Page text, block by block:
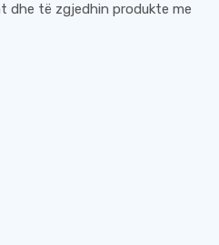
dhe të zgjedhin produkte me